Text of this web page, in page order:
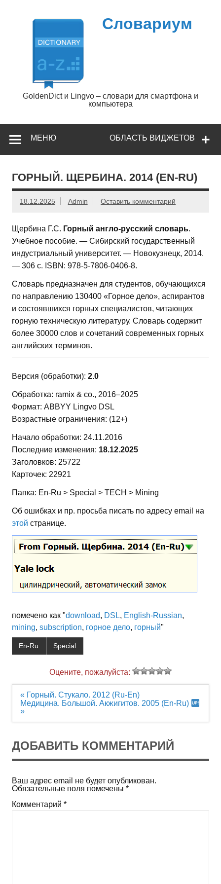
содержимому
Словариум
GoldenDict и Lingvo – словари для смартфона и
компьютера
ОБЛАСТЬ ВИДЖЕТОВ
МЕНЮ
ГОРНЫЙ. ЩЕРБИНА. 2014 (EN-RU)
18.12.2025 Admin Оставить комментарий
Щербина Г.С. Горный англо-русский словарь.
Учебное пособие. — Сибирский государственный
индустриальный университет. — Новокузнецк, 2014.
— 306 с. ISBN: 978-5-7806-0406-8.
Словарь предназначен для студентов, обучающихся
по направлению 130400 «Горное дело», аспирантов
и состоявшихся горных специалистов, читающих
горную техническую литературу. Словарь содержит
более 30000 слов и сочетаний современных горных
английских терминов.
Версия (обработки): 2.0
Обработка: ramix & co., 2016–2025
Формат: ABBYY Lingvo DSL
Возрастные ограничения: (12+)
Начало обработки: 24.11.2016
Последние изменения: 18.12.2025
Заголовков: 25722
Карточек: 22921
Папка: En-Ru > Special > TECH > Mining
Об ошибках и пр. просьба писать по адресу email на
этой странице.
помечено как "download, DSL, English-Russian,
mining, subscription, горное дело, горный"
En-Ru Special
Оцените, пожалуйста:
Навигация
по
записям
« Горный. Стукало. 2012 (Ru-En)
Медицина. Большой. Акжигитов. 2005 (En-Ru)
»
ДОБАВИТЬ КОММЕНТАРИЙ
Ваш адрес email не будет опубликован.
Обязательные поля помечены *
Комментарий *